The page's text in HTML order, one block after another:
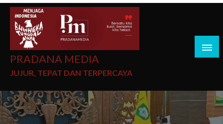
PRADANA MEDIA
JUJUR, TEPAT DAN TERPERCAYA